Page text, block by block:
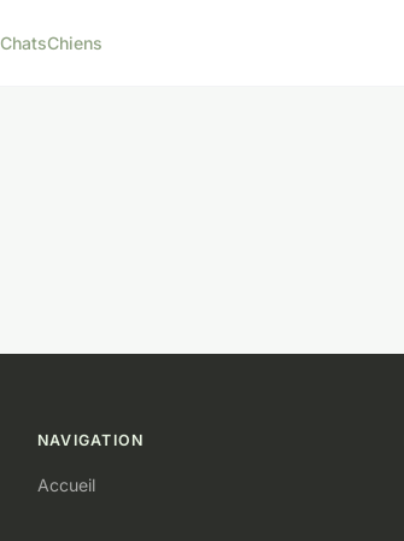
ChatsChiens
NAVIGATION
Accueil